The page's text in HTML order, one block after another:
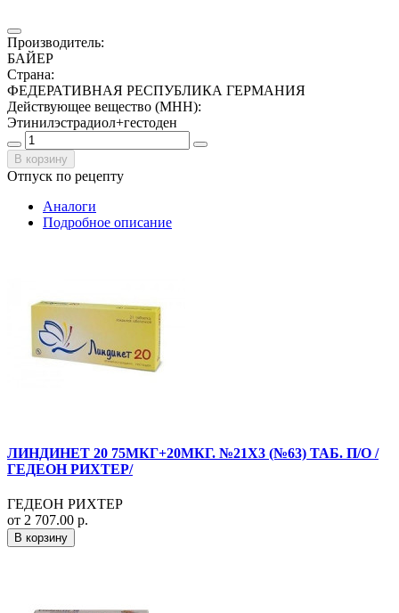
Производитель:
БАЙЕР
Страна:
ФЕДЕРАТИВНАЯ РЕСПУБЛИКА ГЕРМАНИЯ
Действующее вещество (МНН):
Этинилэстрадиол+гестоден
В корзину
Отпуск по рецепту
Аналоги
Подробное описание
ЛИНДИНЕТ 20 75МКГ+20МКГ. №21Х3 (№63) ТАБ. П/О /
ГЕДЕОН РИХТЕР/
ГЕДЕОН РИХТЕР
от 2 707.00 р.
В корзину